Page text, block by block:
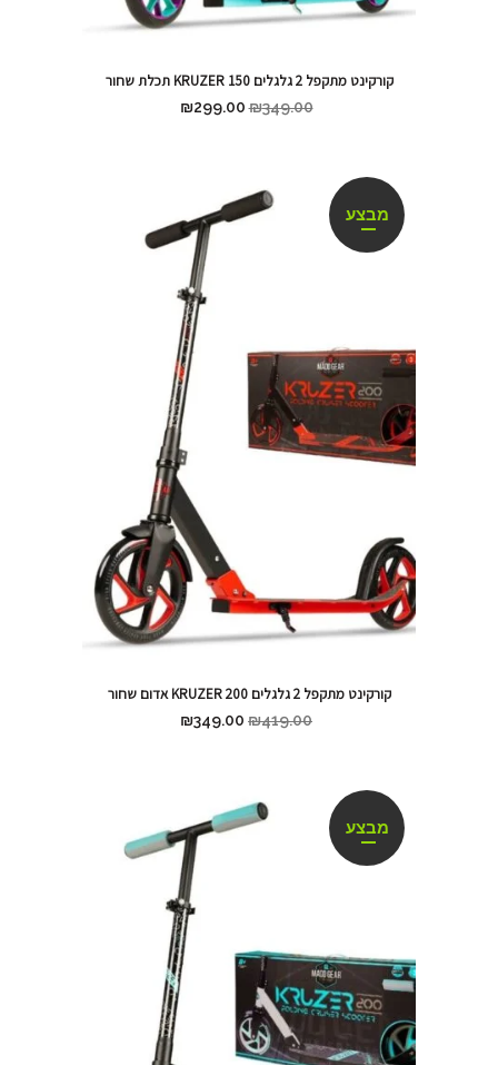
קורקינט מתקפל 2 גלגלים KRUZER 150 תכלת שחור
₪349.00
₪299.00
מבצע
קורקינט מתקפל 2 גלגלים KRUZER 200 אדום שחור
₪419.00
₪349.00
מבצע